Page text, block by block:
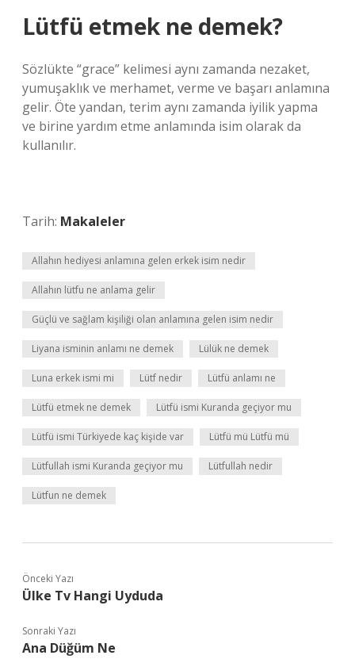
Lütfü etmek ne demek?
Sözlükte “grace” kelimesi aynı zamanda nezaket,
yumuşaklık ve merhamet, verme ve başarı anlamına
gelir. Öte yandan, terim aynı zamanda iyilik yapma
ve birine yardım etme anlamında isim olarak da
kullanılır.
Tarih: Makaleler
Allahın hediyesi anlamına gelen erkek isim nedir
Allahın lütfu ne anlama gelir
Güçlü ve sağlam kişiliği olan anlamına gelen isim nedir
Liyana isminin anlamı ne demek Lülük ne demek
Luna erkek ismi mi Lütf nedir Lütfü anlamı ne
Lütfü etmek ne demek Lütfü ismi Kuranda geçiyor mu
Lütfü ismi Türkiyede kaç kişide var Lütfü mü Lütfü mü
Lütfullah ismi Kuranda geçiyor mu Lütfullah nedir
Lütfun ne demek
Önceki Yazı
Ülke Tv Hangi Uyduda
Sonraki Yazı
Ana Düğüm Ne